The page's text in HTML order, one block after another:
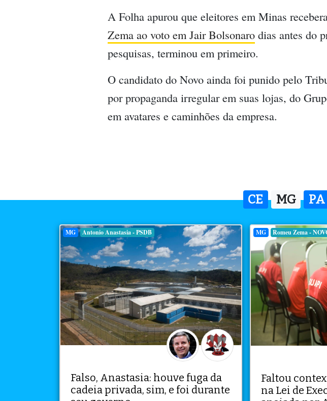
A Folha apurou que eleitores em Minas
Zema ao voto em Jair Bolsonaro dias antes do
pesquisas, terminou em primeiro.
O candidato do Novo ainda foi punido pelo
por propaganda irregular em suas lojas, do
em avatares e caminhões da empresa.
CE MG PA
MG Antonio Anastasia - PSDB
Falso, Anastasia: houve fuga da
cadeia privada, sim, e foi durante
MG Romeu Zema -
Faltou
na Lei de